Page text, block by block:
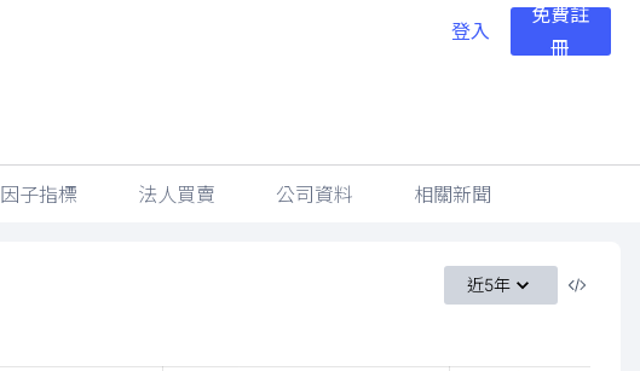
登入
免費註
冊
因子指標 法人買賣 公司資料 相關新聞
近5年